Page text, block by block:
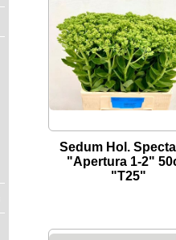
Sedum Hol.
"Apertura 1-2"
"T25"